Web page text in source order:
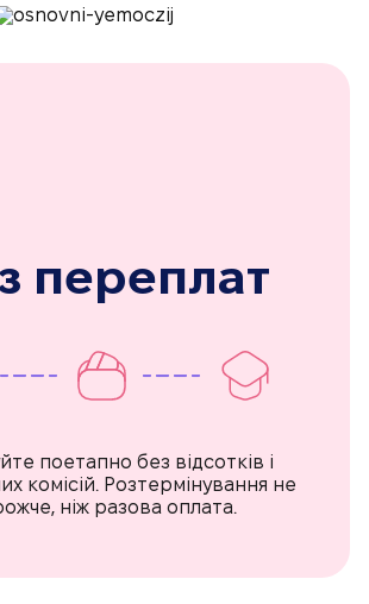
переплат
поетапно без відсотків і
комісій. Розтермінування не
ніж разова оплата.